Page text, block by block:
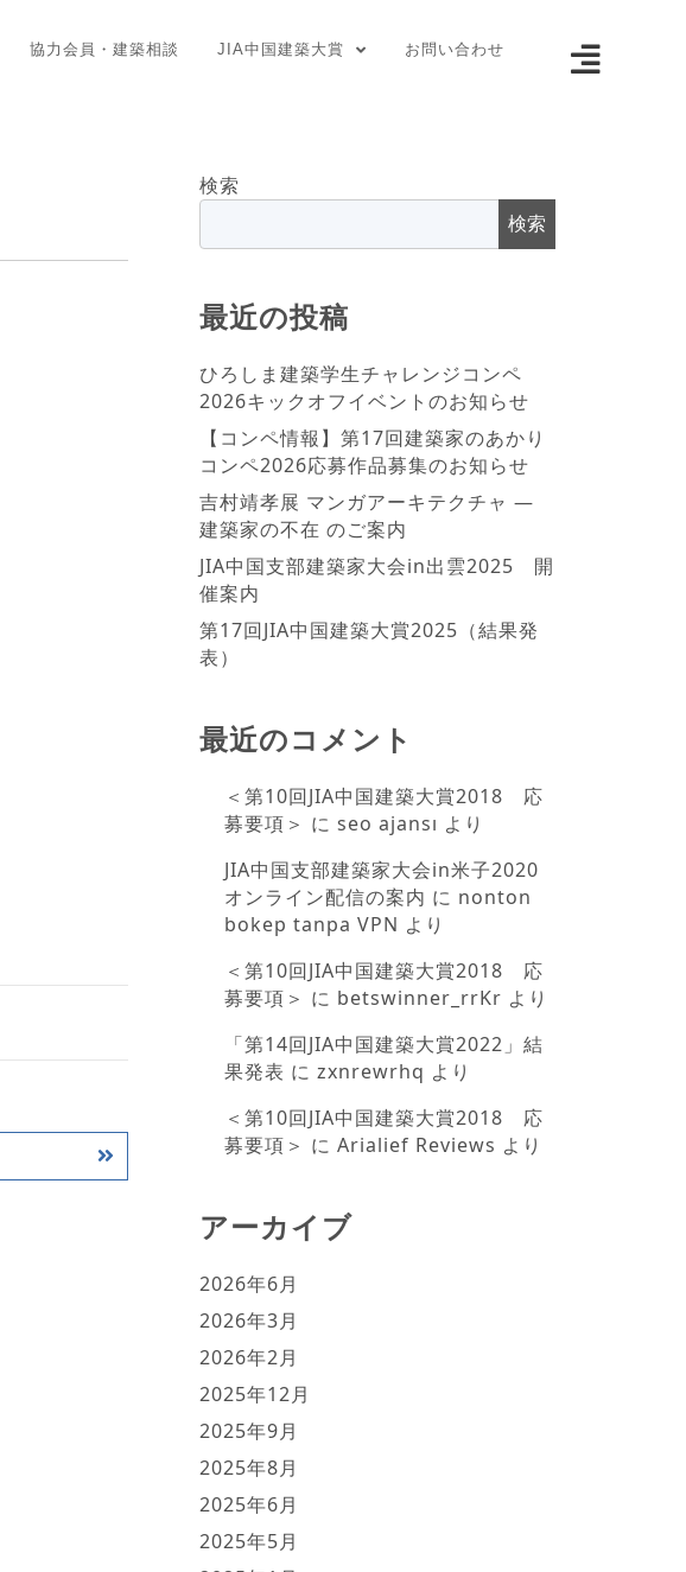
協力会員・建築相談 JIA中国建築大賞 お問い合わせ
検索
検索
最近の投稿
ひろしま建築学生チャレンジコンペ
2026キックオフイベントのお知らせ
【コンペ情報】第17回建築家のあかり
コンペ2026応募作品募集のお知らせ
吉村靖孝展 マンガアーキテクチャ ―
建築家の不在 のご案内
JIA中国支部建築家大会in出雲2025 開
催案内
第17回JIA中国建築大賞2025（結果発
表）
最近のコメント
＜第10回JIA中国建築大賞2018 応
募要項＞ に seo ajansı より
JIA中国支部建築家大会in米子2020
オンライン配信の案内 に nonton
bokep tanpa VPN より
＜第10回JIA中国建築大賞2018 応
募要項＞ に betswinner_rrKr より
「第14回JIA中国建築大賞2022」結
果発表 に zxnrewrhq より
＜第10回JIA中国建築大賞2018 応
募要項＞ に Arialief Reviews より
アーカイブ
2026年6月
2026年3月
2026年2月
2025年12月
2025年9月
2025年8月
2025年6月
2025年5月